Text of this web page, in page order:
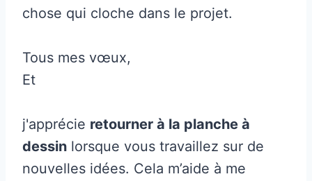
chose qui cloche dans le projet.
Tous mes vœux,
Et
j'apprécie retourner à la planche à
dessin lorsque vous travaillez sur de
nouvelles idées. Cela m’aide à me